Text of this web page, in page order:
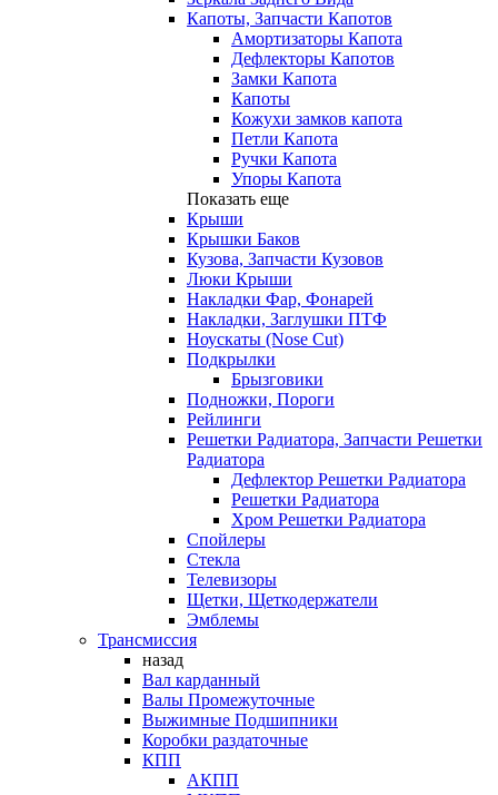
Капоты, Запчасти Капотов
Амортизаторы Капота
Дефлекторы Капотов
Замки Капота
Капоты
Кожухи замков капота
Петли Капота
Ручки Капота
Упоры Капота
Показать еще
Крыши
Крышки Баков
Кузова, Запчасти Кузовов
Люки Крыши
Накладки Фар, Фонарей
Накладки, Заглушки ПТФ
Ноускаты (Nose Cut)
Подкрылки
Брызговики
Подножки, Пороги
Рейлинги
Решетки Радиатора, Запчасти Решетки
Радиатора
Дефлектор Решетки Радиатора
Решетки Радиатора
Хром Решетки Радиатора
Спойлеры
Стекла
Телевизоры
Щетки, Щеткодержатели
Эмблемы
Трансмиссия
назад
Вал карданный
Валы Промежуточные
Выжимные Подшипники
Коробки раздаточные
КПП
АКПП